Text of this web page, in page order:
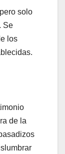
solo
Se
los
de la